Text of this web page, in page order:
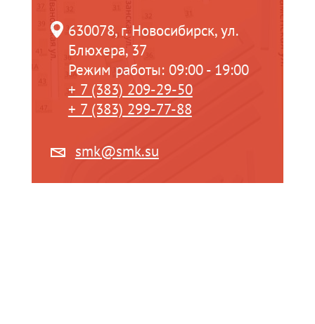
630078, г. Новосибирск, ул.
Блюхера, 37
Режим работы: 09:00 - 19:00
+ 7 (383) 209-29-50
+ 7 (383) 299-77-88
smk@smk.su